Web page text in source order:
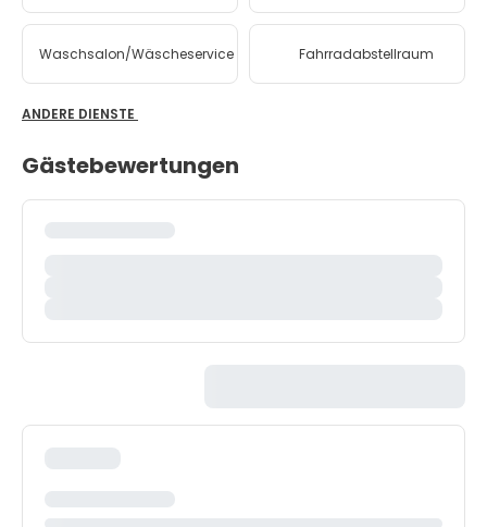
Waschsalon/Wäscheservice Fahrradabstellraum
ANDERE DIENSTE
Gästebewertungen